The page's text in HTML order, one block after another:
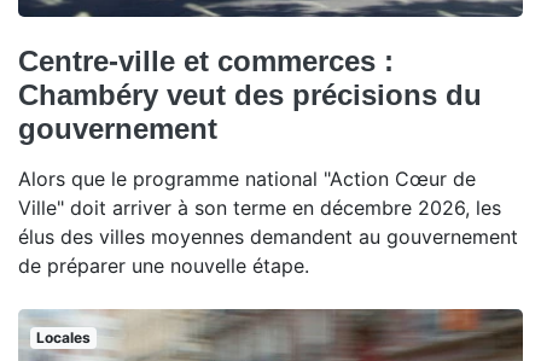
Centre-ville et commerces :
Chambéry veut des précisions du
gouvernement
Alors que le programme national "Action Cœur de
Ville" doit arriver à son terme en décembre 2026, les
élus des villes moyennes demandent au gouvernement
de préparer une nouvelle étape.
Locales